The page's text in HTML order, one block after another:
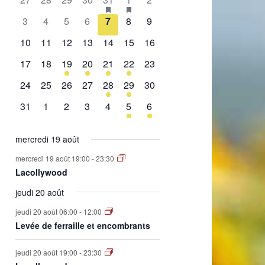
de
Évènements
évènement,évènement,
évènement,évènements,
0
3
0
4
0
évènement,
5
0
évènement,
6
0
évènement,
7
0
8
0
9
0
10
0
11
0
12
0
13
0
14
0
15
0
16
0
évènement,
17
0
évènement,
18
1
évènement,
19
2
évènements,
20
1
évènement,
21
2
évènements,
22
0
23
0
24
0
25
0
évènement,
26
0
évènement,
27
1
évènement,
28
1
évènement,
29
0
30
0
31
0
1
0
2
0
évènement,
3
0
évènement,
4
1
évènement,
5
1
évènement,
6
mercredi 19 août
mercredi 19 août 19:00 -23:30
Lacollywood
jeudi 20 août
jeudi 20 août 06:00 - 12:00
Levée de ferraille et encombrants
jeudi 20 août 19:00 -23:30